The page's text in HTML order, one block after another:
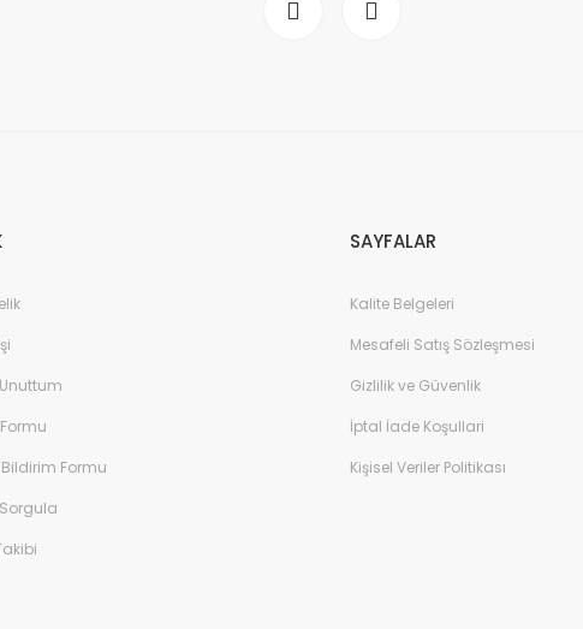
Formu
SAYFALAR
Kalite Belgeleri
Mesafeli Satış Sözleşmesi
Gizlilik ve Güvenlik
İptal İade Koşullari
Kişisel Veriler Politikası